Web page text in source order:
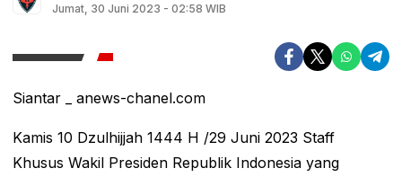
Jumat, 30 Juni 2023 - 02:58 WIB
Siantar _ anews-chanel.com
Kamis 10 Dzulhijjah 1444 H /29 Juni 2023 Staff
Khusus Wakil Presiden Republik Indonesia yang